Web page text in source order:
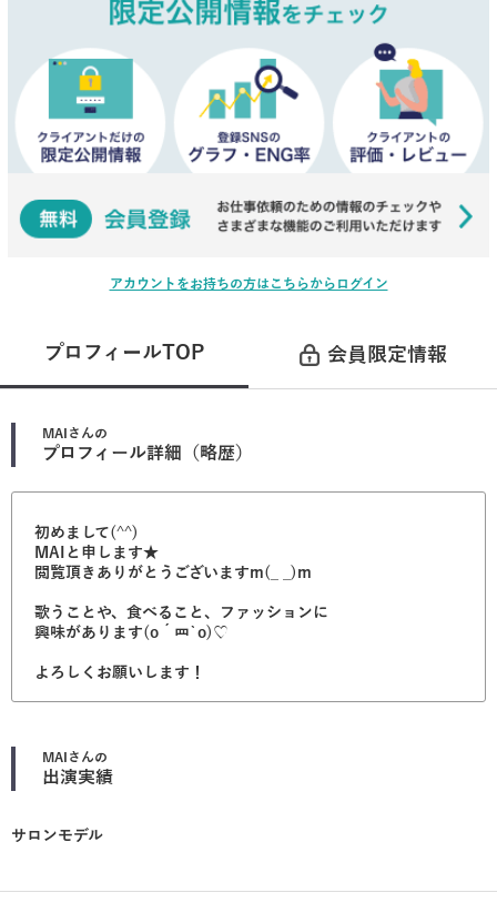
アカウントをお持ちの方はこちらからログイン
プロフィールTOP 会員限定情報
MAI さんの
プロフィール詳細（略歴）
初めまして(^^)
MAIと申します★
閲覧頂きありがとうございますm(_ _)m
歌うことや、食べること、ファッションに
興味があります(o´罒`o)♡
よろしくお願いします！
MAI さんの
出演実績
サロンモデル